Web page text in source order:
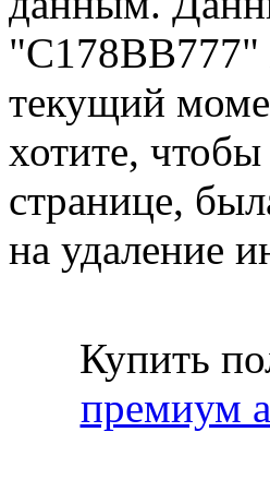
"С178ВВ777"
текущий
хотите,
странице,
на удаление
Купить
премиум